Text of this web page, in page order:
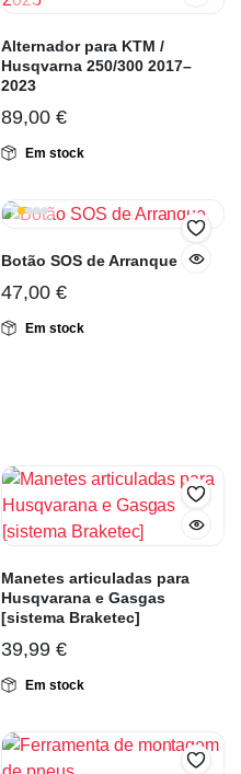
Alternador para KTM /
Husqvarna 250/300 2017–
2023
89,00 €
Em stock
Botão SOS de Arranque
47,00 €
Em stock
Manetes articuladas para
Husqvarana e Gasgas
[sistema Braketec]
39,99 €
Em stock